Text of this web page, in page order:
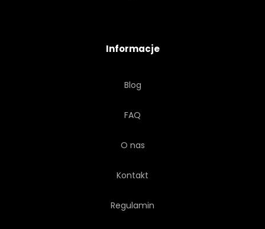
Informacje
Blog
FAQ
O nas
Kontakt
Regulamin